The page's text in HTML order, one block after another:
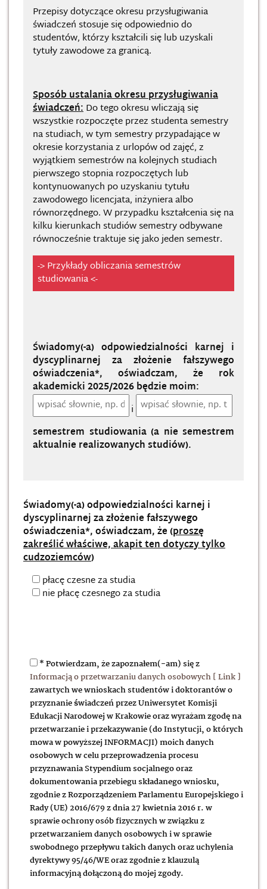
Przepisy dotyczące okresu przysługiwania
świadczeń stosuje się odpowiednio do
studentów, którzy kształcili się lub uzyskali
tytuły zawodowe za granicą.
Sposób ustalania okresu przysługiwania
świadczeń:Do tego okresu wliczają się
wszystkie rozpoczęte przez studenta semestry
na studiach, w tym semestry przypadające w
okresie korzystania z urlopów od zajęć, z
wyjątkiem semestrów na kolejnych studiach
pierwszego stopnia rozpoczętych lub
kontynuowanych po uzyskaniu tytułu
zawodowego licencjata, inżyniera albo
równorzędnego. W przypadku kształcenia się na
kilku kierunkach studiów semestry odbywane
równocześnie traktuje się jako jeden semestr.
-> Przykłady obliczania semestrów
studiowania <-
Świadomy(-a) odpowiedzialności karnej i
dyscyplinarnej za złożenie fałszywego
oświadczenia*, oświadczam, że rok
akademicki 2025/2026 będzie moim:
i
semestrem studiowania (a nie semestrem
aktualnie realizowanych studiów).
Świadomy(-a) odpowiedzialności karnej i
dyscyplinarnej za złożenie fałszywego
oświadczenia*, oświadczam, że (proszę
zakreślić właściwe, akapit ten dotyczy tylko
cudzoziemców)
płacę czesne za studia
nie płacę czesnego za studia
* Potwierdzam, że zapoznałem(-am) się z
Informacją o przetwarzaniu danych osobowych
zawartych we wnioskach studentów i doktorantów o
przyznanie świadczeń przez Uniwersytet Komisji
Edukacji Narodowej w Krakowie oraz wyrażam zgodę na
przetwarzanie i przekazywanie (do Instytucji, o których
mowa w powyższej INFORMACJI) moich danych
osobowych w celu przeprowadzenia procesu
przyznawania Stypendium socjalnego oraz
dokumentowania przebiegu składanego wniosku,
zgodnie z Rozporządzeniem Parlamentu Europejskiego i
Rady (UE) 2016/679 z dnia 27 kwietnia 2016 r. w
sprawie ochrony osób fizycznych w związku z
przetwarzaniem danych osobowych i w sprawie
swobodnego przepływu takich danych oraz uchylenia
dyrektywy 95/46/WE oraz zgodnie z klauzulą
informacyjną dołączoną do mojej zgody.